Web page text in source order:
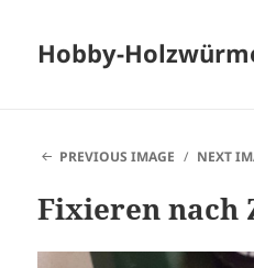
Hobby-
PREVIOUS IMAGE
NEXT
Fixieren nach